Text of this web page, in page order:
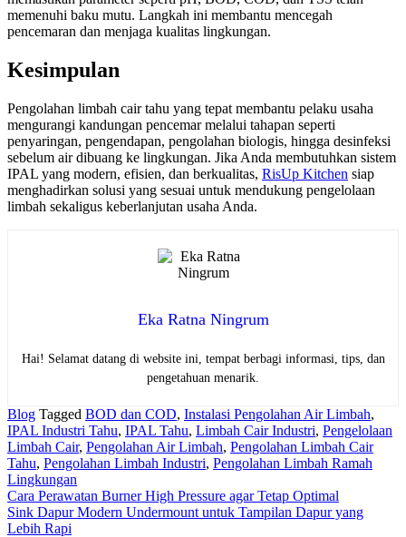
memenuhi baku mutu. Langkah ini membantu mencegah
pencemaran dan menjaga kualitas lingkungan.
Kesimpulan
Pengolahan limbah cair tahu yang tepat membantu pelaku usaha
mengurangi kandungan pencemar melalui tahapan seperti
penyaringan, pengendapan, pengolahan biologis, hingga desinfeksi
sebelum air dibuang ke lingkungan. Jika Anda membutuhkan sistem
IPAL yang modern, efisien, dan berkualitas, RisUp Kitchen siap
menghadirkan solusi yang sesuai untuk mendukung pengelolaan
limbah sekaligus keberlanjutan usaha Anda.
Eka Ratna Ningrum
Hai! Selamat datang di website ini, tempat berbagi informasi, tips, dan
pengetahuan menarik.
Blog Tagged BOD dan COD, Instalasi Pengolahan Air Limbah,
IPAL Industri Tahu, IPAL Tahu, Limbah Cair Industri, Pengelolaan
Limbah Cair, Pengolahan Air Limbah, Pengolahan Limbah Cair
Tahu, Pengolahan Limbah Industri, Pengolahan Limbah Ramah
Lingkungan
Navigasi
pos
Cara Perawatan Burner High Pressure agar Tetap Optimal
Sink Dapur Modern Undermount untuk Tampilan Dapur yang
Lebih Rapi